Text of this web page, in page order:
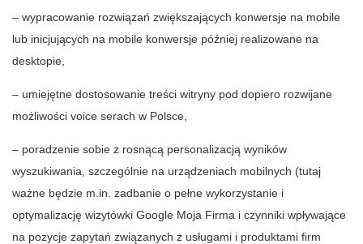
– wypracowanie rozwiązań zwiększających konwersje na mobile
lub inicjujących na mobile konwersje później realizowane na
desktopie,
– umiejętne dostosowanie treści witryny pod dopiero rozwijane
możliwości voice serach w Polsce,
– poradzenie sobie z rosnącą personalizacją wyników
wyszukiwania, szczególnie na urządzeniach mobilnych (tutaj
ważne będzie m.in. zadbanie o pełne wykorzystanie i
optymalizację wizytówki Google Moja Firma i czynniki wpływające
na pozycje zapytań związanych z usługami i produktami firm